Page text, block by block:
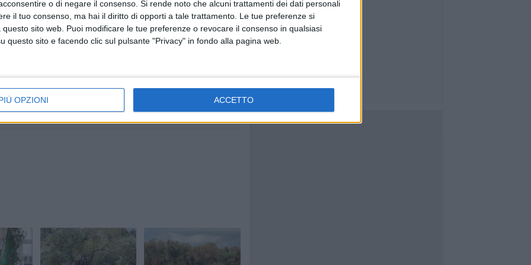
o di negare il consenso. Si rende noto che alcuni trattamenti dei dati personali
il tuo consenso, ma hai il diritto di opporti a tale trattamento. Le tue preferenze si
sito web. Puoi modificare le tue preferenze o revocare il consenso in qualsiasi
questo sito e facendo clic sul pulsante "Privacy" in fondo alla pagina web.
OPZIONI ACCETTO
certificato dagli elenchi anagrafici dell'INPS,
e la perdita di 223mila giornate di lavoro solo se
che non devono e non possono crescere ancora.
i mezzi a disposizione per bloccare l'avanzata del
generale Flai Cgil Puglia.